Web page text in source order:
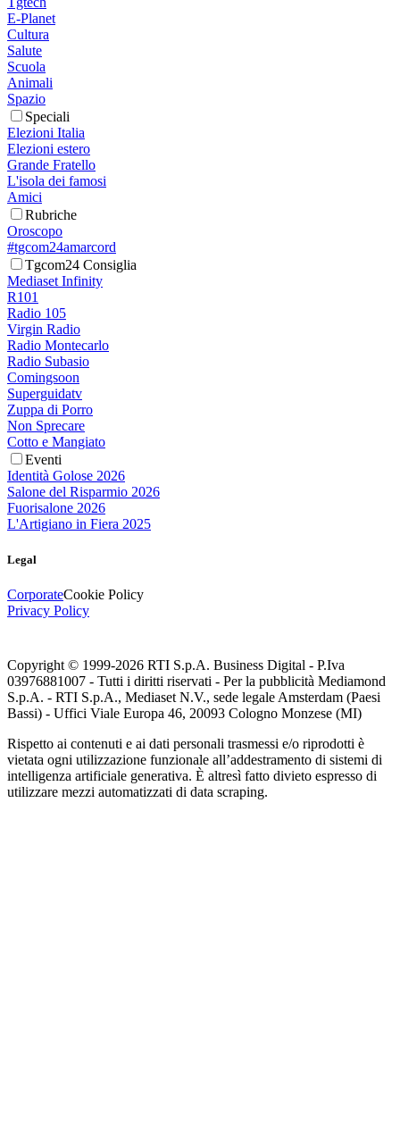
E-Planet
Cultura
Salute
Scuola
Animali
Spazio
Speciali
Elezioni Italia
Elezioni estero
Grande Fratello
L'isola dei famosi
Amici
Rubriche
Oroscopo
#tgcom24amarcord
Tgcom24 Consiglia
Mediaset Infinity
R101
Radio 105
Virgin Radio
Radio Montecarlo
Radio Subasio
Comingsoon
Superguidatv
Zuppa di Porro
Non Sprecare
Cotto e Mangiato
Eventi
Identità Golose 2026
Salone del Risparmio 2026
Fuorisalone 2026
L'Artigiano in Fiera 2025
Legal
CorporateCookie Policy
Privacy Policy
Copyright © 1999-2026 RTI S.p.A. Business Digital - P.Iva
03976881007 - Tutti i diritti riservati - Per la pubblicità Mediamond
S.p.A. - RTI S.p.A., Mediaset N.V., sede legale Amsterdam (Paesi
Bassi) - Uffici Viale Europa 46, 20093 Cologno Monzese (MI)
Rispetto ai contenuti e ai dati personali trasmessi e/o riprodotti è
vietata ogni utilizzazione funzionale all’addestramento di sistemi di
intelligenza artificiale generativa. È altresì fatto divieto espresso di
utilizzare mezzi automatizzati di data scraping.